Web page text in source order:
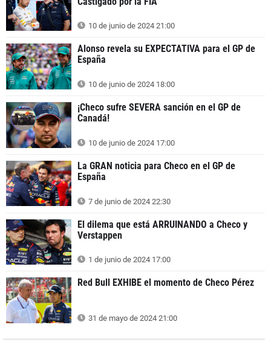
10 de junio de 2024 21:00
Alonso revela su EXPECTATIVA para el GP de
España
10 de junio de 2024 18:00
¡Checo sufre SEVERA sanción en el GP de
Canadá!
10 de junio de 2024 17:00
La GRAN noticia para Checo en el GP de
España
7 de junio de 2024 22:30
El dilema que está ARRUINANDO a Checo y
Verstappen
1 de junio de 2024 17:00
Red Bull EXHIBE el momento de Checo Pérez
31 de mayo de 2024 21:00